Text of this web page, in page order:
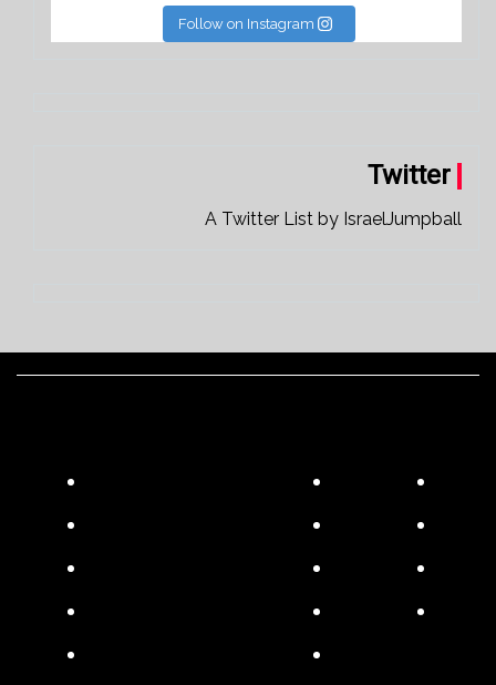
Follow on Instagram
Twitter
A Twitter List by IsraelJumpball